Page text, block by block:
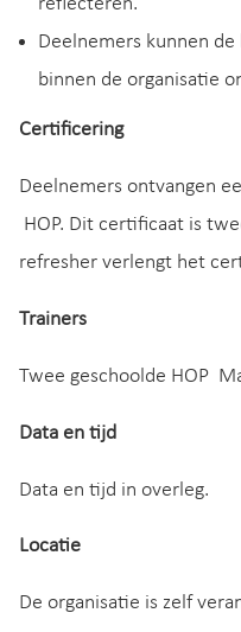
Deelnemers kunnen de
binnen de organisatie
Certificering
Deelnemers ontvangen
HOP. Dit certificaat is
refresher verlengt het
Trainers
Twee geschoolde HOP
Data en tijd
Data en tijd in overleg.
Locatie
De organisatie is zelf